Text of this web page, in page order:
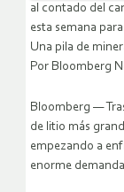
al contado del
esta semana
Una pila de
Por Bloomberg
Bloomberg —
de litio más
empezando a
enorme